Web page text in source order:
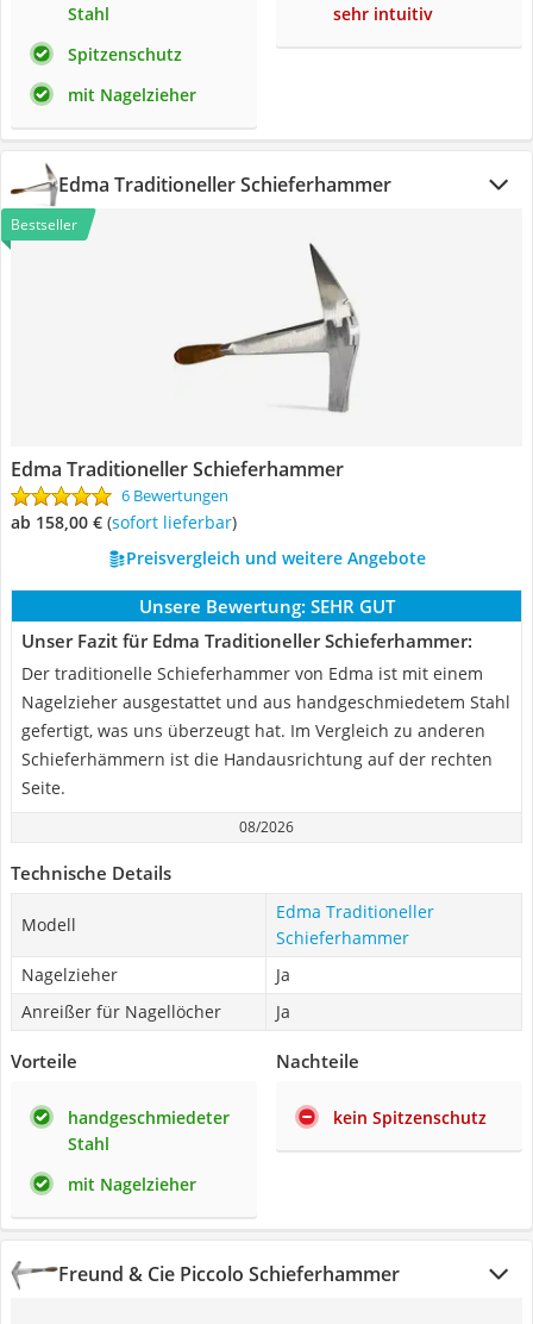
Stahl
Spitzenschutz
mit Nagelzieher
sehr intuitiv
Edma Traditioneller Schieferhammer
Bestseller
Edma Traditioneller Schieferhammer
6 Bewertungen
ab 158,00 € ( Sofort lieferbar)
Preisvergleich und weitere Angebote
Unsere Bewertung: SEHR GUT
Unser Fazit für Edma Traditioneller Schieferhammer:
Der traditionelle Schieferhammer von Edma ist mit einem
Nagelzieher ausgestattet und aus handgeschmiedetem Stahl
gefertigt, was uns überzeugt hat. Im Vergleich zu anderen
Schieferhämmern ist die Handausrichtung auf der rechten
Seite.
08/2026
Technische Details
Modell
Edma Traditioneller
Schieferhammer
Nagelzieher
Ja
Anreißer für Nagellöcher
Ja
Vorteile
handgeschmiedeter
Stahl
mit Nagelzieher
Nachteile
kein Spitzenschutz
Freund & Cie Piccolo Schieferhammer